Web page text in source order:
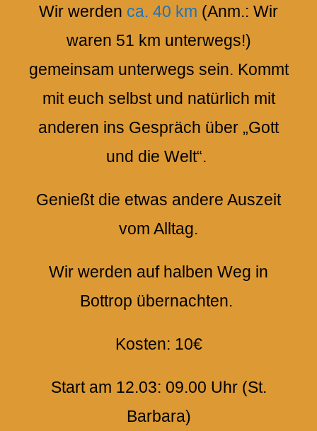
Wir werden ca. 40 km (Anm.: Wir
waren 51 km unterwegs!)
gemeinsam unterwegs sein. Kommt
mit euch selbst und natürlich mit
anderen ins Gespräch über „Gott
und die Welt“.
Genießt die etwas andere Auszeit
vom Alltag.
Wir werden auf halben Weg in
Bottrop übernachten.
Kosten: 10€
Start am 12.03: 09.00 Uhr (St.
Barbara)